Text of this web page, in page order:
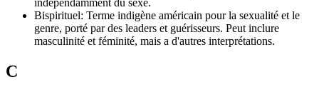
Bispirituel: Terme indigène américain pour la sexualité et le
genre, porté par des leaders et guérisseurs. Peut inclure
masculinité et féminité, mais a d'autres interprétations.
C